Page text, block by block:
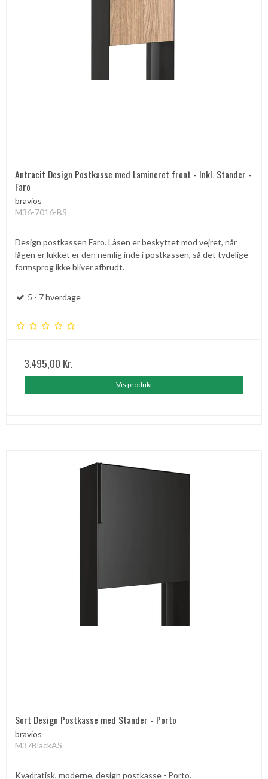
Antracit Design Postkasse med Lamineret front - Inkl. Stander -
Faro
bravios
M36-7016-BS
Design postkassen Faro. Låsen er beskyttet mod vejret, når
lågen er lukket er den nemlig inde i postkassen, så det tydelige
formsprog ikke bliver afbrudt.
5 - 7 hverdage
3.495,00 Kr.
Vis produkt
Sort Design Postkasse med Stander - Porto
bravios
M37BlackAS
Kvadratisk, moderne, design postkasse - Porto.